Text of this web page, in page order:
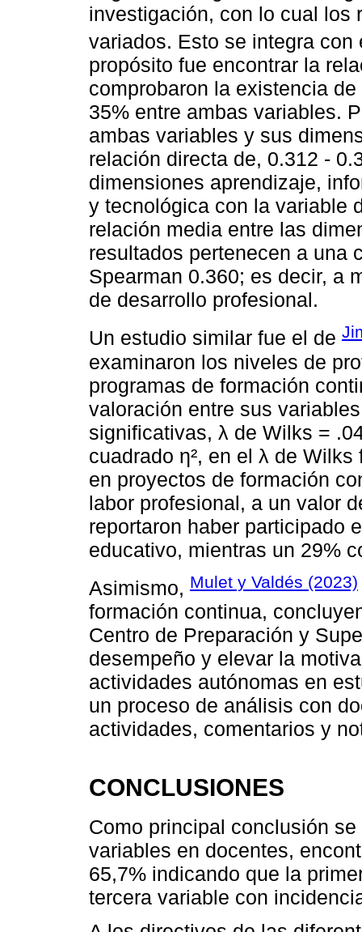
investigación, con lo cual los
variados. Esto se integra
propósito fue encontrar la
comprobaron la existencia
35% entre ambas variables.
ambas variables y sus
relación directa de, 0.312 -
dimensiones aprendizaje,
y tecnológica con la variable
relación media entre las
resultados pertenecen a una
Spearman 0.360; es decir, a
de desarrollo profesional.
Un estudio similar fue el de
examinaron los niveles de
programas de formación
valoración entre sus
significativas, λ de Wilks =
cuadrado η², en el λ de
en proyectos de formación
labor profesional, a un valor
reportaron haber participado
educativo, mientras un 29%
Asimismo, Mulet y Valdés (2023)
formación continua,
Centro de Preparación y
desempeño y elevar la
actividades autónomas en
un proceso de análisis con
actividades, comentarios y
CONCLUSIONES
Como principal conclusión
variables en docentes,
65,7% indicando que la
tercera variable con